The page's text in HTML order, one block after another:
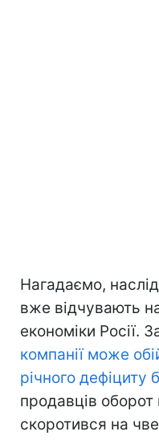
Нагадаємо,
вже відчувають
економіки Росії.
компанії може
річного
продавців
скоротився на